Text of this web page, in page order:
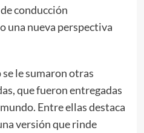
conducción
una nueva perspectiva
le sumaron otras
que fueron entregadas
Entre ellas destaca
versión que rinde